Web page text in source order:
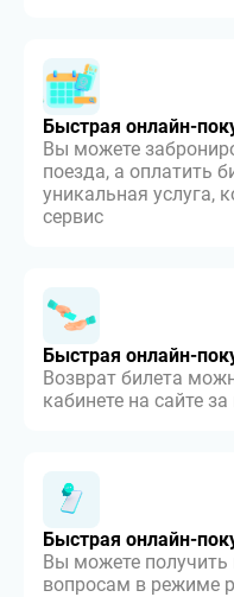
Быстрая онлайн-
Вы можете
поезда, а оплатить
уникальная услуга,
сервис
Быстрая онлайн-
Возврат билета
кабинете на сайте
Быстрая онлайн-
Вы можете получить
вопросам в режиме